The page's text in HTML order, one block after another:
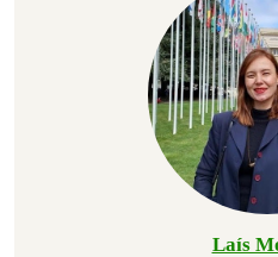
Laís